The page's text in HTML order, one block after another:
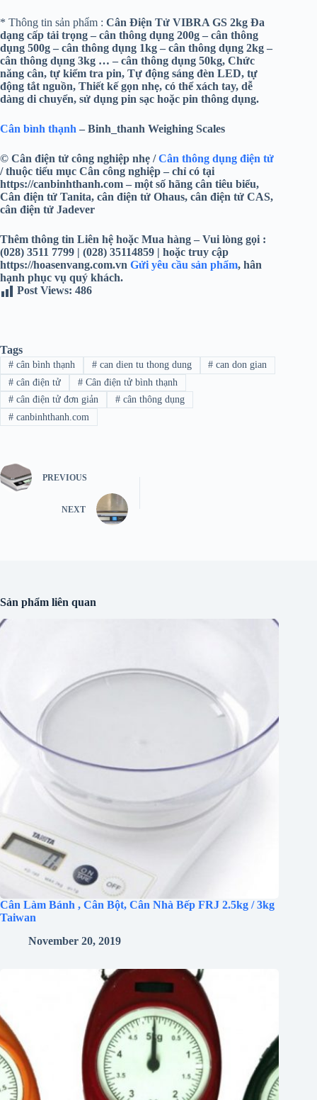
* Thông tin sản phẩm : Cân Điện Tử VIBRA GS 2kg Đa
dạng cấp tải trọng – cân thông dụng 200g – cân thông
dụng 500g – cân thông dụng 1kg – cân thông dụng 2kg –
cân thông dụng 3kg … – cân thông dụng 50kg, Chức
năng cân, tự kiểm tra pin, Tự động sáng đèn LED, tự
động tắt nguồn, Thiết kế gọn nhẹ, có thể xách tay, dễ
dàng di chuyển, sử dụng pin sạc hoặc pin thông dụng.
Cân bình thạnh – Binh_thanh Weighing Scales
© Cân điện tử công nghiệp nhẹ /Cân thông dụng điện tử
/ thuộc tiểu mục Cân công nghiệp – chỉ có tại
https://canbinhthanh.com – một số hãng cân tiêu biểu,
Cân điện tử Tanita, cân điện tử Ohaus, cân điện tử CAS,
cân điện tử Jadever
Thêm thông tin Liên hệ hoặc Mua hàng – Vui lòng gọi :
(028) 3511 7799 | (028) 35114859 | hoặc truy cập
https://hoasenvang.com.vn Gửi yêu cầu sản phẩm, hân
hạnh phục vụ quý khách.
Post Views: 486
Tags
#cân bình thạnh #can dien tu thong dung # can don gian
#cân điện tử #Cân điện tử bình thạnh
#cân điện tử đơn giản #cân thông dụng
#canbinhthanh.com
PREVIOUS
NEXT
Sản phẩm liên quan
Cân Làm Bánh , Cân Bột, Cân Nhà Bếp FRJ 2.5kg / 3kg
Taiwan
November 20, 2019